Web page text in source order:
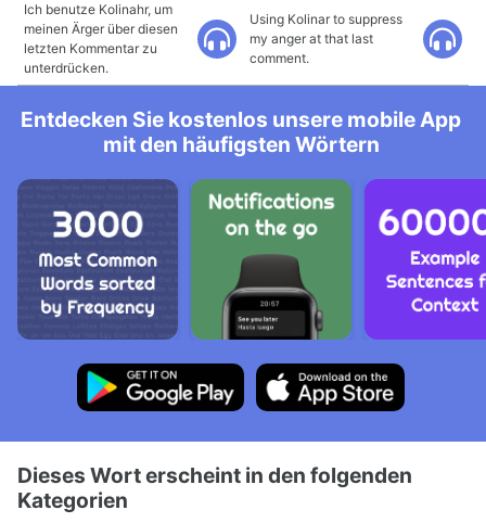
Ich benutze Kolinahr, um
meinen Ärger über diesen
letzten Kommentar zu
unterdrücken.
Using Kolinar to suppress
my anger at that last
comment.
Entdecken Sie kostenlos unsere mobile App
mit den häufigsten Wörtern
Dieses Wort erscheint in den folgenden
Kategorien